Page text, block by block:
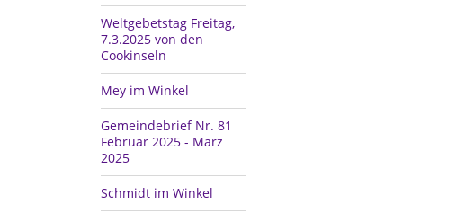
Weltgebetstag Freitag,
7.3.2025 von den
Cookinseln
Mey im Winkel
Gemeindebrief Nr. 81
Februar 2025 - März
2025
Schmidt im Winkel